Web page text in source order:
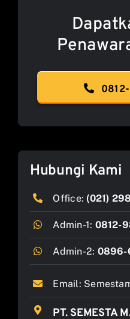
Hubungi Kami
Office: (021)
Admin-1: 0812-
Admin-2: 0896-
Email:
PT. SEMESTA